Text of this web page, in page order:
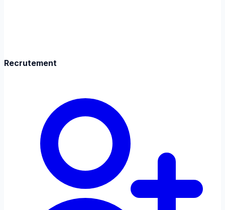
Recrutement